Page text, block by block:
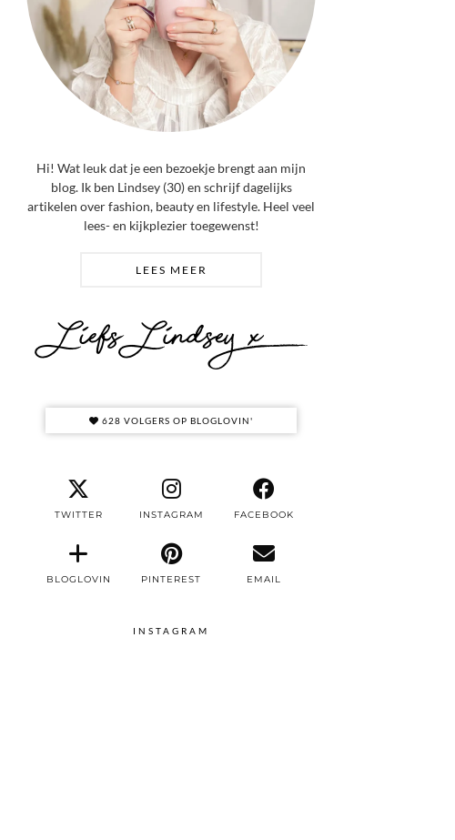
Hi! Wat leuk dat je een bezoekje brengt aan mijn
blog. Ik ben Lindsey (30) en schrijf dagelijks
artikelen over fashion, beauty en lifestyle. Heel veel
lees- en kijkplezier toegewenst!
LEES MEER
628 VOLGERS OP BLOGLOVIN'
TWITTER INSTAGRAM FACEBOOK
BLOGLOVIN PINTEREST EMAIL
INSTAGRAM